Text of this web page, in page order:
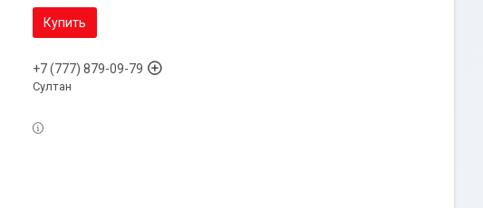
Купить
+7 (777) 879-09-79
Султан